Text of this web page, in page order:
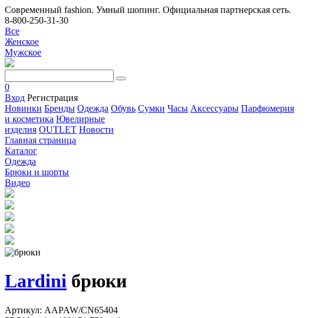
Современный fashion. Умный шопинг. Официальная партнерская сеть.
8-800-250-31-30
Все
Женское
Мужское
0
Вход Регистрация
Новинки Бренды Одежда Обувь Сумки Часы Аксессуары Парфюмерия
и косметика Ювелирные
изделия OUTLET Новости
Главная страница
Каталог
Одежда
Брюки и шорты
Видео
Lardini брюки
Артикул: AAPAW/CN65404